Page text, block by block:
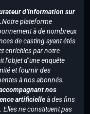
d’information sur
Notre plateforme
à de nombreux
de casting ayant étés
enrichies par notre
l’objet d’une enquête
et fournir des
à nos abonnés.
nos
artificielleà des fins
ne constituent pas